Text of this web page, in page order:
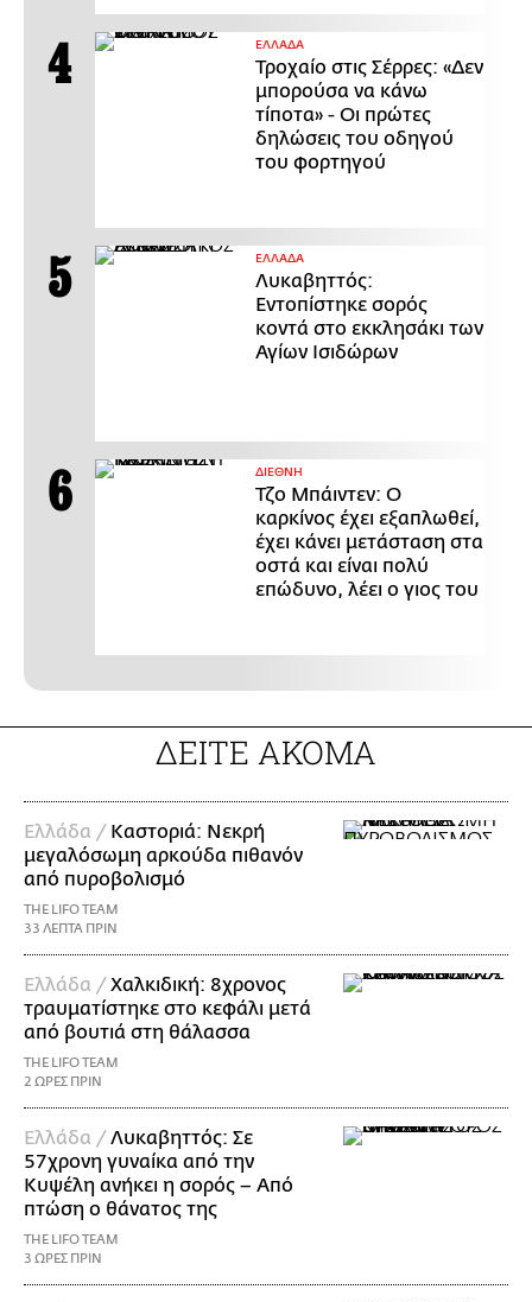
ΕΛΛΑΔΑ
Τροχαίο στις Σέρρες: «Δεν
μπορούσα να κάνω
τίποτα» - Οι πρώτες
δηλώσεις του οδηγού
του φορτηγού
ΕΛΛΑΔΑ
Λυκαβηττός:
Εντοπίστηκε σορός
κοντά στο εκκλησάκι των
Αγίων Ισιδώρων
ΔΙΕΘΝΗ
Τζο Μπάιντεν: Ο
καρκίνος έχει εξαπλωθεί,
έχει κάνει μετάσταση στα
οστά και είναι πολύ
επώδυνο, λέει ο γιος του
ΔΕΙΤΕ ΑΚΟΜΑ
Ελλάδα / Καστοριά: Νεκρή
μεγαλόσωμη αρκούδα πιθανόν
από πυροβολισμό
THE LIFO TEAM
33 ΛΕΠΤΑ ΠΡΙΝ
Ελλάδα / Χαλκιδική: 8χρονος
τραυματίστηκε στο κεφάλι μετά
από βουτιά στη θάλασσα
THE LIFO TEAM
2 ΩΡΕΣ ΠΡΙΝ
Ελλάδα /Λυκαβηττός: Σε
57χρονη γυναίκα από την
Κυψέλη ανήκει η σορός – Από
πτώση ο θάνατος της
THE LIFO TEAM
3 ΩΡΕΣ ΠΡΙΝ